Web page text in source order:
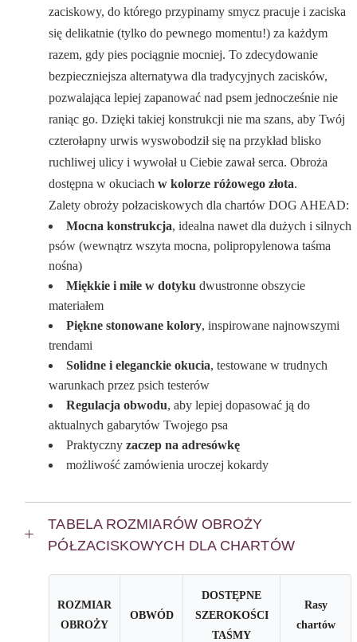
zaciskowy, do którego przypinamy smycz pracuje i zaciska
się delikatnie (tylko do pewnego momentu!) za każdym
razem, gdy pies pociągnie mocniej. To zdecydowanie
bezpieczniejsza alternatywa dla tradycyjnych zacisków,
pozwalająca lepiej zapanować nad psem jednocześnie nie
raniąc go. Dzięki takiej konstrukcji nie ma szans, aby Twój
czterołapny urwis wyswobodził się na przykład blisko
ruchliwej ulicy i wywołał u Ciebie zawał serca. Obroża
dostępna w okuciachw kolorze różowego złota.
Zalety obroży połzaciskowych dla chartów DOG AHEAD:
Mocna konstrukcja, idealna nawet dla dużych i silnych
psów (wewnątrz wszyta mocna, polipropylenowa taśma
nośna)
Miękkie i miłe w dotyku dwustronne obszycie
materiałem
Piękne stonowane kolory, inspirowane najnowszymi
trendami
Solidne i eleganckie okucia, testowane w trudnych
warunkach przez psich testerów
Regulacja obwodu, aby lepiej dopasować ją do
aktualnych gabarytów Twojego psa
Praktyczny zaczep na adresówkę
możliwość zamówienia uroczej kokardy
TABELA ROZMIARÓW OBROŻY
PÓŁZACISKOWYCH DLA CHARTÓW
ROZMIAR
OBROŻY
OBWÓD
DOSTĘPNE
SZEROKOŚCI
TAŚMY
Rasy
chartów